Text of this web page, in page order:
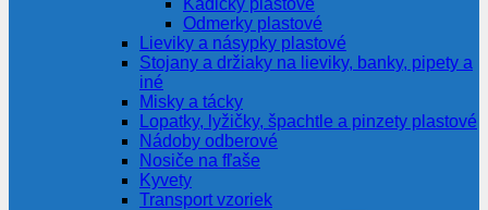
Kadičky plastové
Odmerky plastové
Lieviky a násypky plastové
Stojany a držiaky na lieviky, banky, pipety a
iné
Misky a tácky
Lopatky, lyžičky, špachtle a pinzety plastové
Nádoby odberové
Nosiče na fľaše
Kyvety
Transport vzoriek